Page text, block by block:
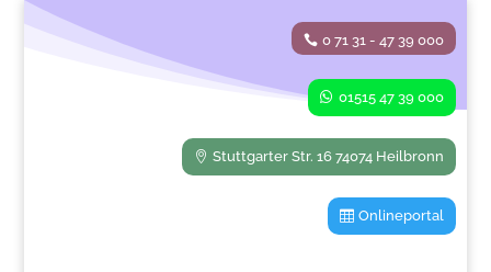
0 71 31 - 47 39 000
01515 47 39 000
Stuttgarter Str. 16 74074 Heilbronn
Onlineportal